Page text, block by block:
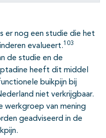
er nog een studie die het
evalueert.103
de studie en de
heeft dit middel
buikpijn bij
niet verkrijgbaar.
werkgroep van mening
geadviseerd in de